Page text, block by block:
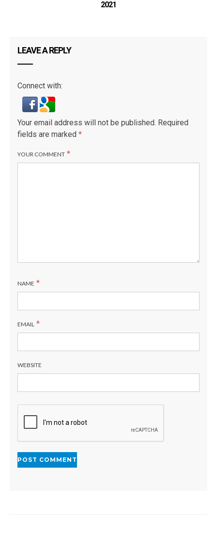
2021
LEAVE A REPLY
Connect with:
Your email address will not be published. Required
fields are marked *
YOUR COMMENT *
NAME *
EMAIL *
WEBSITE